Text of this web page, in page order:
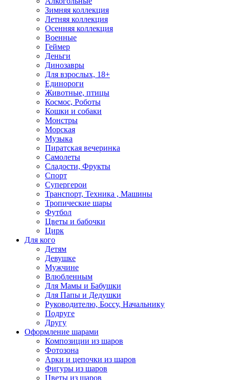
Зимняя коллекция
Летняя коллекция
Осенняя коллекция
Военные
Геймер
Деньги
Динозавры
Для взрослых, 18+
Единороги
Животные, птицы
Космос, Роботы
Кошки и собаки
Монстры
Морская
Музыка
Пиратская вечеринка
Самолеты
Сладости, Фрукты
Спорт
Супергерои
Транспорт, Техника , Машины
Тропические шары
Футбол
Цветы и бабочки
Цирк
Для кого
Детям
Девушке
Мужчине
Влюбленным
Для Мамы и Бабушки
Для Папы и Дедушки
Руководителю, Боссу, Начальнику
Подруге
Другу
Оформление шарами
Композиции из шаров
Фотозона
Арки и цепочки из шаров
Фигуры из шаров
Цветы из шаров